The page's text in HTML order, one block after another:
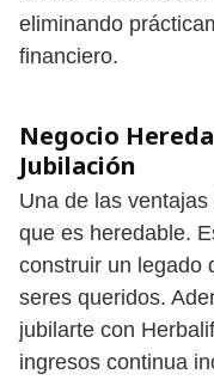
eliminando
financiero.
Negocio
Jubilación
Una de las
que es heredable.
construir un legado
seres queridos.
jubilarte con
ingresos continua